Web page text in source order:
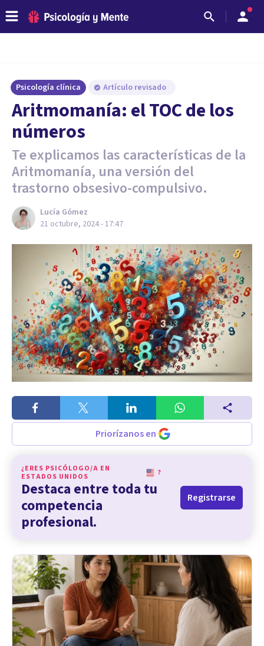
Psicología clínica Artículo revisado
Aritmomanía: el TOC de los
números
Te explicamos las características de la
Aritmomanía, una versión del
trastorno obsesivo-compulsivo.
Lucía Gómez
21 octubre, 2024 - 17:47
Priorízanos en
¿ERES PSICÓLOGO/A EN
ESTADOS UNIDOS
?
Destaca entre toda tu
competencia
profesional.
Registrarse